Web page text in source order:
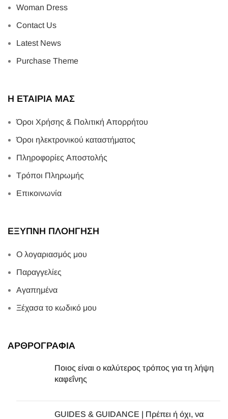
Woman Dress
Contact Us
Latest News
Purchase Theme
Η ΕΤΑΙΡΙΑ ΜΑΣ
Όροι Χρήσης & Πολιτική Απορρήτου
Όροι ηλεκτρονικού καταστήματος
Πληροφορίες Αποστολής
Τρόποι Πληρωμής
Επικοινωνία
ΕΞΥΠΝΗ ΠΛΟΗΓΗΣΗ
Ο λογαριασμός μου
Παραγγελίες
Αγαπημένα
Ξέχασα το κωδικό μου
ΑΡΘΡΟΓΡΑΦΙΑ
Ποιος είναι ο καλύτερος τρόπος για τη λήψη
καφεΐνης
GUIDES & GUIDANCE | Πρέπει ή όχι, να